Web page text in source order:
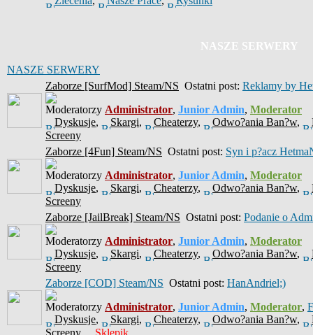
NASZE SERWERY
NASZE SERWERY
Zaborze [SurfMod] Steam/NS Ostatni post: Reklamy by
Moderatorzy Administrator, Junior Admin, Moderator
Dyskusje, Skargi, Cheaterzy, Odwo?ania Ban?w,
Screeny
Zaborze [4Fun] Steam/NS Ostatni post: Syn i p?acz
Moderatorzy Administrator, Junior Admin, Moderator
Dyskusje, Skargi, Cheaterzy, Odwo?ania Ban?w,
Screeny
Zaborze [JailBreak] Steam/NS Ostatni post: Podanie o
Moderatorzy Administrator, Junior Admin, Moderator
Dyskusje, Skargi, Cheaterzy, Odwo?ania Ban?w,
Screeny
Zaborze [COD] Steam/NS Ostatni post: HanAndriel;)
Moderatorzy Administrator, Junior Admin, Moderator,
Dyskusje, Skargi, Cheaterzy, Odwo?ania Ban?w,
Screeny,
Sklepik